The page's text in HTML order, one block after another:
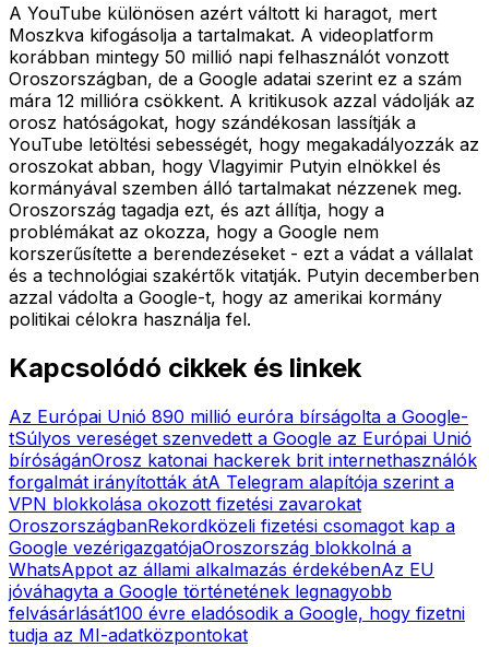
A YouTube különösen azért váltott ki haragot, mert
Moszkva kifogásolja a tartalmakat. A videoplatform
korábban mintegy 50 millió napi felhasználót vonzott
Oroszországban, de a Google adatai szerint ez a szám
mára 12 millióra csökkent. A kritikusok azzal vádolják az
orosz hatóságokat, hogy szándékosan lassítják a
YouTube letöltési sebességét, hogy megakadályozzák az
oroszokat abban, hogy Vlagyimir Putyin elnökkel és
kormányával szemben álló tartalmakat nézzenek meg.
Oroszország tagadja ezt, és azt állítja, hogy a
problémákat az okozza, hogy a Google nem
korszerűsítette a berendezéseket - ezt a vádat a vállalat
és a technológiai szakértők vitatják. Putyin decemberben
azzal vádolta a Google-t, hogy az amerikai kormány
politikai célokra használja fel.
Kapcsolódó cikkek és linkek
Az Európai Unió 890 millió euróra bírságolta a Google-
tSúlyos vereséget szenvedett a Google az Európai Unió
bíróságánOrosz katonai hackerek brit internethasználók
forgalmát irányították átA Telegram alapítója szerint a
VPN blokkolása okozott fizetési zavarokat
OroszországbanRekordközeli fizetési csomagot kap a
Google vezérigazgatójaOroszország blokkolná a
WhatsAppot az állami alkalmazás érdekébenAz EU
jóváhagyta a Google történetének legnagyobb
felvásárlását100 évre eladósodik a Google, hogy fizetni
tudja az MI-adatközpontokat